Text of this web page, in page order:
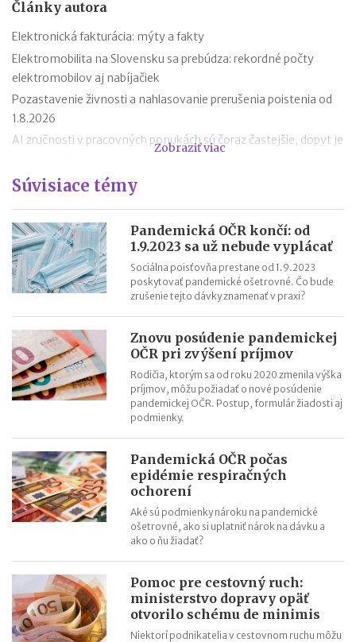
Články autora
Elektronická fakturácia: mýty a fakty
Elektromobilita na Slovensku sa prebúdza: rekordné počty
elektromobilov aj nabíjačiek
Pozastavenie živnosti a nahlasovanie prerušenia poistenia od
1.8.2026
AI zručnosti v pracovných ponukách sú čoraz častejšie, dopyt je
Návrat z dovolenky mimo EÚ: čo si možno priniesť bez platenia
Nové pravidlá EÚ v leteckej doprave: zlepšenie práv pre
cestujúcich
Riziká lacného „značkového“ tovaru: strata peňazí aj ohrozenie
zdravia
Nové pravidlá kontroly PZP od 1.8.2026
termíny po skončení školského roka
OČR cez letné prázdniny a zmena tlačiva v roku 2026
Zobraziť viac
Súvisiace témy
Pandemická OČR končí: od
1.9.2023 sa už nebude vyplácať
Sociálna poisťovňa prestane od 1.9.2023
poskytovať pandemické ošetrovné. Čo bude
zrušenie tejto dávky znamenať v praxi?
Znovu posúdenie pandemickej
OČR pri zvýšení príjmov
Rodičia, ktorým sa od roku 2020 zmenila výška
príjmov, môžu požiadať o nové posúdenie
pandemickej OČR. Postup, formulár žiadosti aj
podmienky.
Pandemická OČR počas
epidémie respiračných
ochorení
Aké sú podmienky nároku na pandemické
ošetrovné, ako si uplatniť nárok na dávku a
ako o ňu žiadať?
Pomoc pre cestovný ruch:
ministerstvo dopravy opäť
otvorilo schému de minimis
Niektorí podnikatelia v cestovnom ruchu môžu